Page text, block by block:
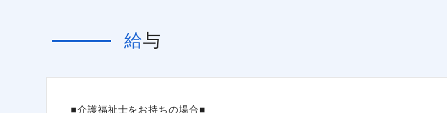
給与
■介護福祉士をお持ちの場合■